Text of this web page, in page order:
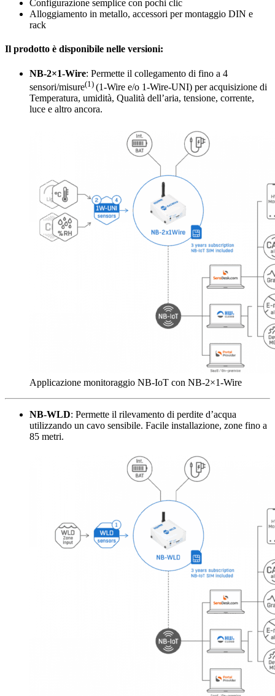
Configurazione semplice con pochi clic
Alloggiamento in metallo, accessori per montaggio DIN e
rack
Il prodotto è disponibile nelle versioni:
NB-2×1-Wire: Permette il collegamento di fino a 4
sensori/misure(1) (1-Wire e/o 1-Wire-UNI) per acquisizione di
Temperatura, umidità, Qualità dell’aria, tensione, corrente,
luce e altro ancora.
Applicazione monitoraggio NB-IoT con NB-2×1-Wire
NB-WLD: Permette il rilevamento di perdite d’acqua
utilizzando un cavo sensibile. Facile installazione, zone fino a
85 metri.